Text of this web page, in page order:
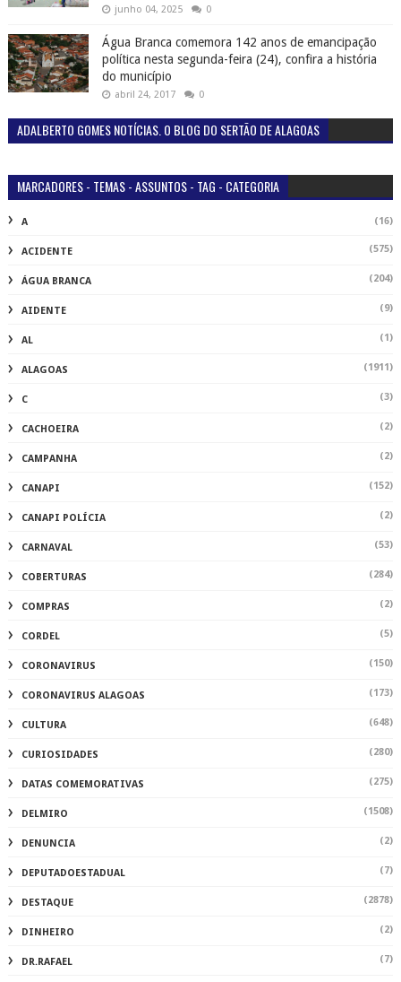
junho 04, 2025 0
Água Branca comemora 142 anos de emancipação
política nesta segunda-feira (24), confira a história
do município
abril 24, 2017 0
ADALBERTO GOMES NOTÍCIAS. O BLOG DO SERTÃO DE ALAGOAS
MARCADORES - TEMAS - ASSUNTOS - TAG - CATEGORIA
A (16)
ACIDENTE (575)
ÁGUA BRANCA (204)
AIDENTE (9)
AL (1)
ALAGOAS (1911)
C (3)
CACHOEIRA (2)
CAMPANHA (2)
CANAPI (152)
CANAPI POLÍCIA (2)
CARNAVAL (53)
COBERTURAS (284)
COMPRAS (2)
CORDEL (5)
CORONAVIRUS (150)
CORONAVIRUS ALAGOAS (173)
CULTURA (648)
CURIOSIDADES (280)
DATAS COMEMORATIVAS (275)
DELMIRO (1508)
DENUNCIA (2)
DEPUTADOESTADUAL (7)
DESTAQUE (2878)
DINHEIRO (2)
DR.RAFAEL (7)